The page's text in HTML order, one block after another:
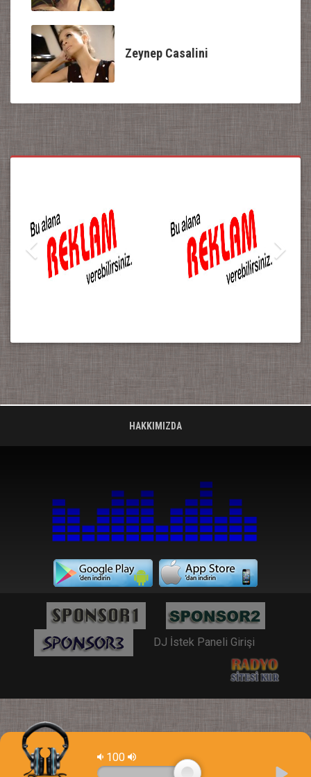
Zeynep Casalini
HAKKIMIZDA
DJ İstek Paneli Girişi
100